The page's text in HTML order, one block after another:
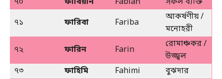
৭১
ফারিবা Fariba
আকর্ষণীয় /
মনোহরী
৭২
ফারিন Farin
রোমাঞ্চকর /
উজ্জ্বল
৭৩
ফাহিমি Fahimi বুঝদার